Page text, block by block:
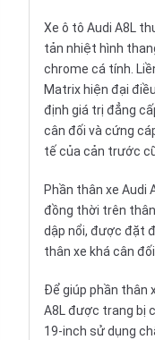
Xe ô tô Audi A8L
tản nhiệt hình
chrome cá tính.
Matrix hiện đại
định giá trị đẳng
cân đối và cứng
tế của cản trước
Phần thân xe Audi
đồng thời trên
dập nổi, được đặt
thân xe khá cân
Để giúp phần thân
A8L được trang bị
19-inch sử dụng